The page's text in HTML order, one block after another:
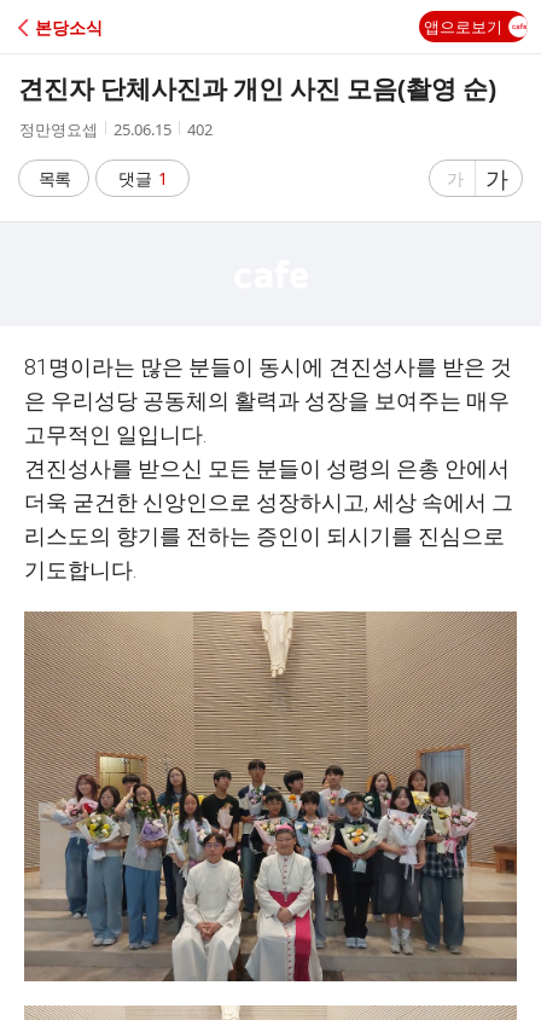
C
A
본당소식 앱으로보기
견진자 단체사진과 개인 사진 모음(촬영 순)
작
자
정만영요셉
작
시
간
25.06.15
조
수
402
목록 댓글 1
글
게
가
글
자
게
가
81명이라는 많은 분들이 동시에 견진성사를 받은 것
은 우리성당 공동체의 활력과 성장을 보여주는 매우
고무적인 일입니다.
견진성사를 받으신 모든 분들이 성령의 은총 안에서
더욱 굳건한 신앙인으로 성장하시고, 세상 속에서 그
리스도의 향기를 전하는 증인이 되시기를 진심으로
기도합니다.